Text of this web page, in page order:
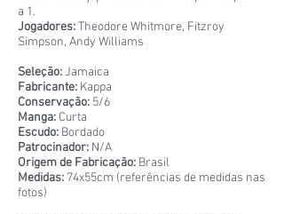
a 1.
Jogadores:Theodore Whitmore, Fitzroy
Simpson, Andy Williams
Seleção:Jamaica
Fabricante: Kappa
Conservação: 5/6
Manga: Curta
Escudo: Bordado
Patrocinador: N/A
Origem de Fabricação: Brasil
Medidas: 74x55cm (referências de medidas nas
fotos)